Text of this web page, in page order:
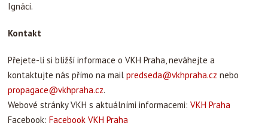
Ignáci.
Kontakt
Přejete-li si bližší informace o VKH Praha, neváhejte a
kontaktujte nás přímo na mail predseda@vkhpraha.cz nebo
propagace@vkhpraha.cz.
Webové stránky VKH s aktuálními informacemi: VKH Praha
Facebook: Facebook VKH Praha